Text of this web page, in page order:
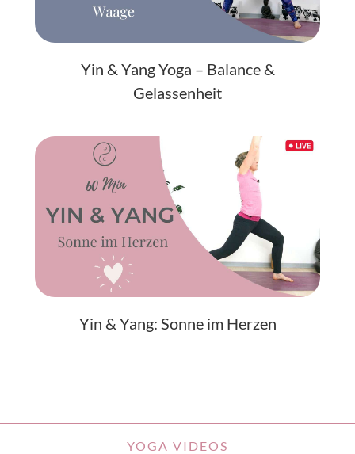
Yin & Yang Yoga – Balance &
Gelassenheit
Yin & Yang: Sonne im Herzen
YOGA VIDEOS